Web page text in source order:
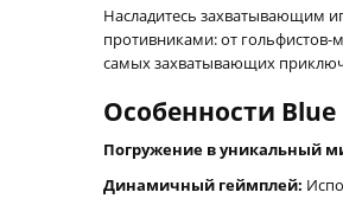
Насладитесь захватывающим
противниками: от гольфистов-
самых захватывающих
Особенности Blue
Погружение в уникальный
Динамичный геймплей: